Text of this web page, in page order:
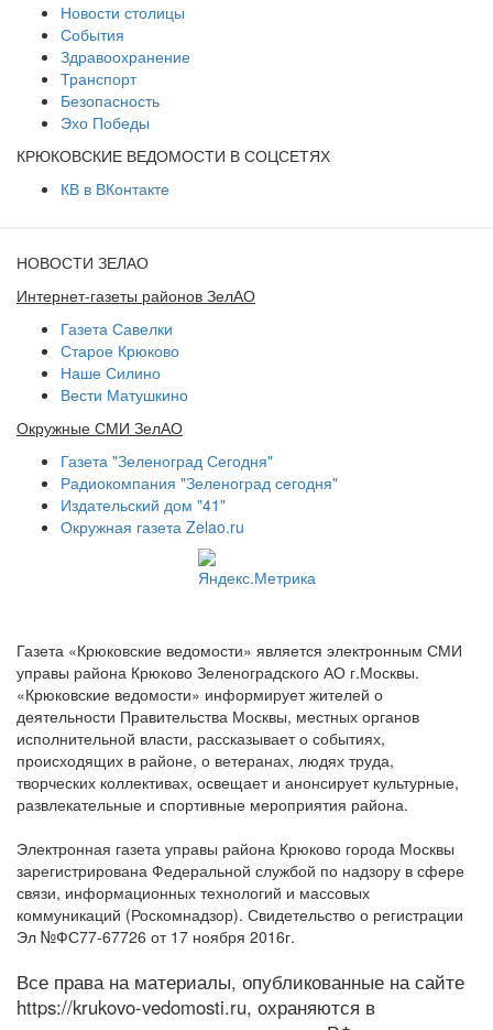
Новости столицы
События
Здравоохранение
Транспорт
Безопасность
Эхо Победы
КРЮКОВСКИЕ ВЕДОМОСТИ В СОЦСЕТЯХ
КВ в ВКонтакте
НОВОСТИ ЗЕЛАО
Интернет-газеты районов ЗелАО
Газета Савелки
Старое Крюково
Наше Силино
Вести Матушкино
Окружные СМИ ЗелАО
Газета "Зеленоград Сегодня"
Радиокомпания "Зеленоград сегодня"
Издательский дом "41"
Окружная газета Zelao.ru
Газета «Крюковские ведомости» является электронным СМИ
управы района Крюково Зеленоградского АО г.Москвы.
«Крюковские ведомости» информирует жителей о
деятельности Правительства Москвы, местных органов
исполнительной власти, рассказывает о событиях,
происходящих в районе, о ветеранах, людях труда,
творческих коллективах, освещает и анонсирует культурные,
развлекательные и спортивные мероприятия района.
Электронная газета управы района Крюково города Москвы
зарегистрирована Федеральной службой по надзору в сфере
связи, информационных технологий и массовых
коммуникаций (Роскомнадзор). Свидетельство о регистрации
Эл №ФС77-67726 от 17 ноября 2016г.
Все права на материалы, опубликованные на сайте
https://krukovo-vedomosti.ru, охраняются в